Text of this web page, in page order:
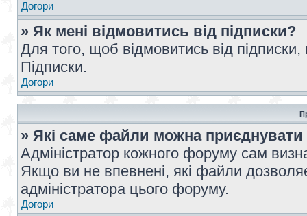
Догори
» Як мені відмовитись від підписки?
Для того, щоб відмовитись від
Підписки.
Догори
» Які саме файли можна
Адміністратор кожного форуму сам
Якщо ви не впевнені, які файли
адміністратора цього форуму.
Догори